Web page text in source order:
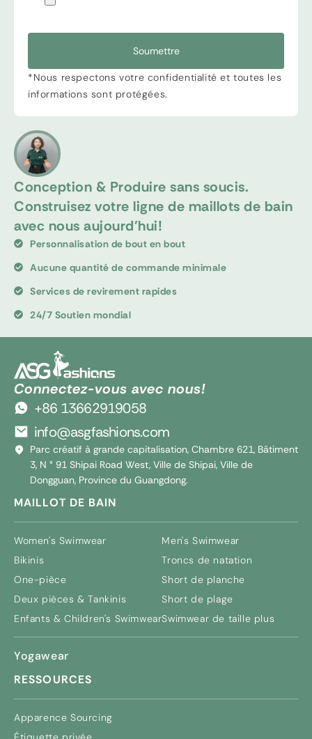
Conception & Produire sans soucis.
Construisez votre ligne de maillots de bain
avec nous aujourd'hui!
Personnalisation de bout en bout
Aucune quantité de commande minimale
Services de revirement rapides
24/7 Soutien mondial
Soumettre
*Nous respectons votre confidentialité et toutes les
informations sont protégées.
Connectez-vous avec nous!
+86 13662919058
info@asgfashions.com
Parc créatif à grande capitalisation, Chambre 621, Bâtiment
3, N ° 91 Shipai Road West, Ville de Shipai, Ville de
Dongguan, Province du Guangdong.
MAILLOT DE BAIN
Women's Swimwear
Bikinis
One-pièce
Deux pièces & Tankinis
Enfants & Children's Swimwear
Men's Swimwear
Troncs de natation
Short de planche
Short de plage
Swimwear de taille plus
Yogawear
RESSOURCES
Apparence Sourcing